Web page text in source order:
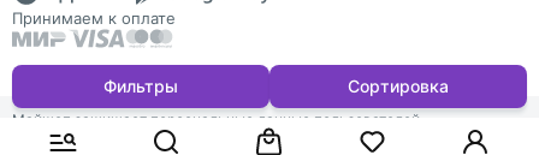
Фильтры Сортировка
Принимаем к оплате
Майшоп защищает персональные данные пользователей
и обрабатывает Cookies для персонализации сервисов. Запретить